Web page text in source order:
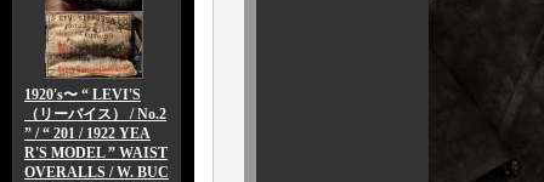
1920's〜 “ LEVI'S
（リーバイス） / No.2
” / “ 201 / 1922 YEA
R'S MODEL ” WAIST
OVERALLS / W. BUC